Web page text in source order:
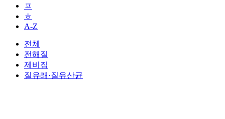
ㅍ
ㅎ
A-Z
전체
전해질
제비집
질유래·질유산균